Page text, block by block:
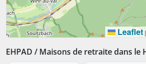
Leaflet |
EHPAD / Maisons de retraite dans le